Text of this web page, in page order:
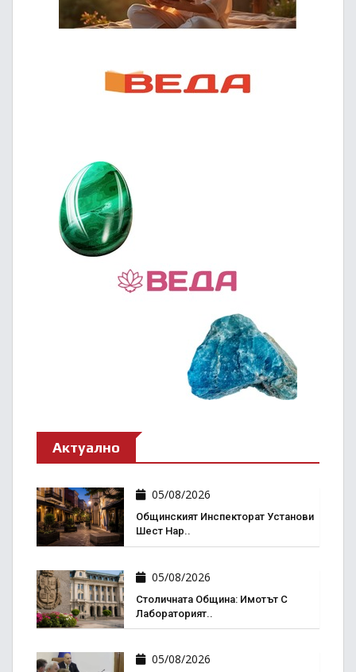
Актуално
05/08/2026
Общинският Инспекторат Установи
Шест Нар..
05/08/2026
Столичната Община: Имотът С
Лабораторият..
05/08/2026